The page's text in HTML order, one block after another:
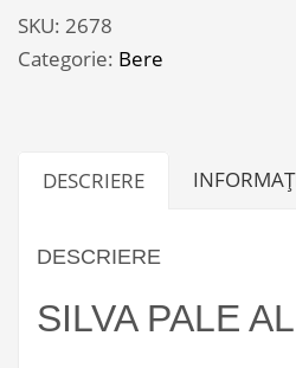
SKU: 2678
Categorie: Bere
DESCRIERE
DESCRIERE
SILVA PALE